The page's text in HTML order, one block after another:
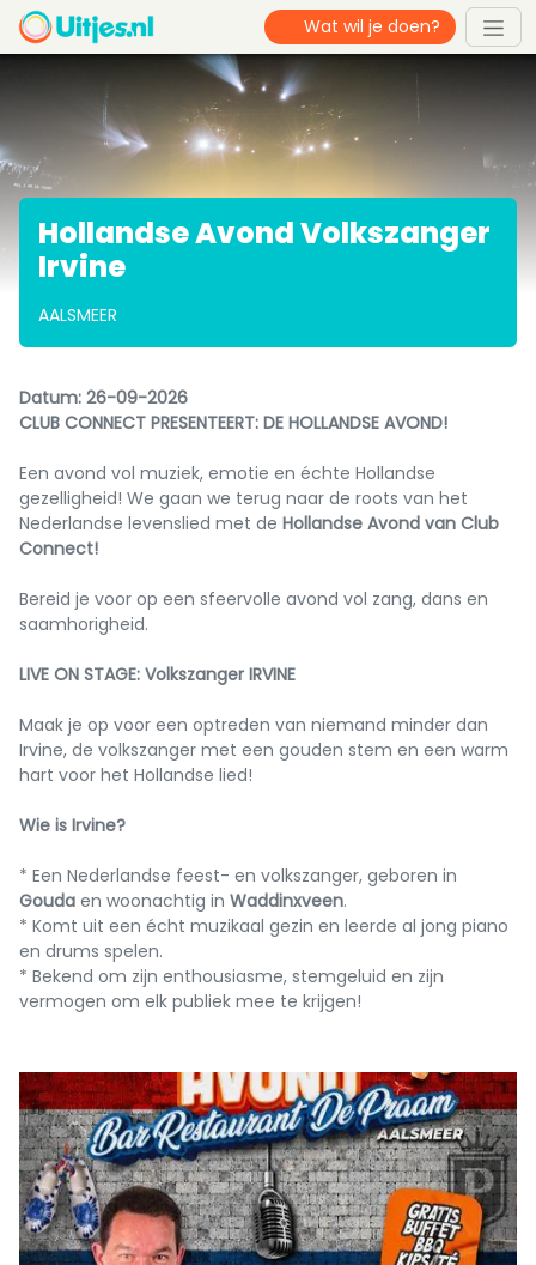
Hollandse Avond Volkszanger
Irvine
AALSMEER
Datum: 26-09-2026
CLUB CONNECT PRESENTEERT: DE HOLLANDSE AVOND!
Een avond vol muziek, emotie en échte Hollandse
gezelligheid! We gaan we terug naar de roots van het
Nederlandse levenslied met de Hollandse Avond van Club
Connect!
Bereid je voor op een sfeervolle avond vol zang, dans en
saamhorigheid.
LIVE ON STAGE: Volkszanger IRVINE
Maak je op voor een optreden van niemand minder dan
Irvine, de volkszanger met een gouden stem en een warm
hart voor het Hollandse lied!
Wie is Irvine?
* Een Nederlandse feest- en volkszanger, geboren in
Gouda en woonachtig in Waddinxveen.
* Komt uit een écht muzikaal gezin en leerde al jong piano
en drums spelen.
* Bekend om zijn enthousiasme, stemgeluid en zijn
vermogen om elk publiek mee te krijgen!